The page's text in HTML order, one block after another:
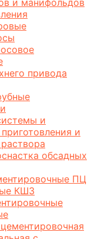
и манифольдов
привода
и
и
обсадных
ПЦ
КШЗ